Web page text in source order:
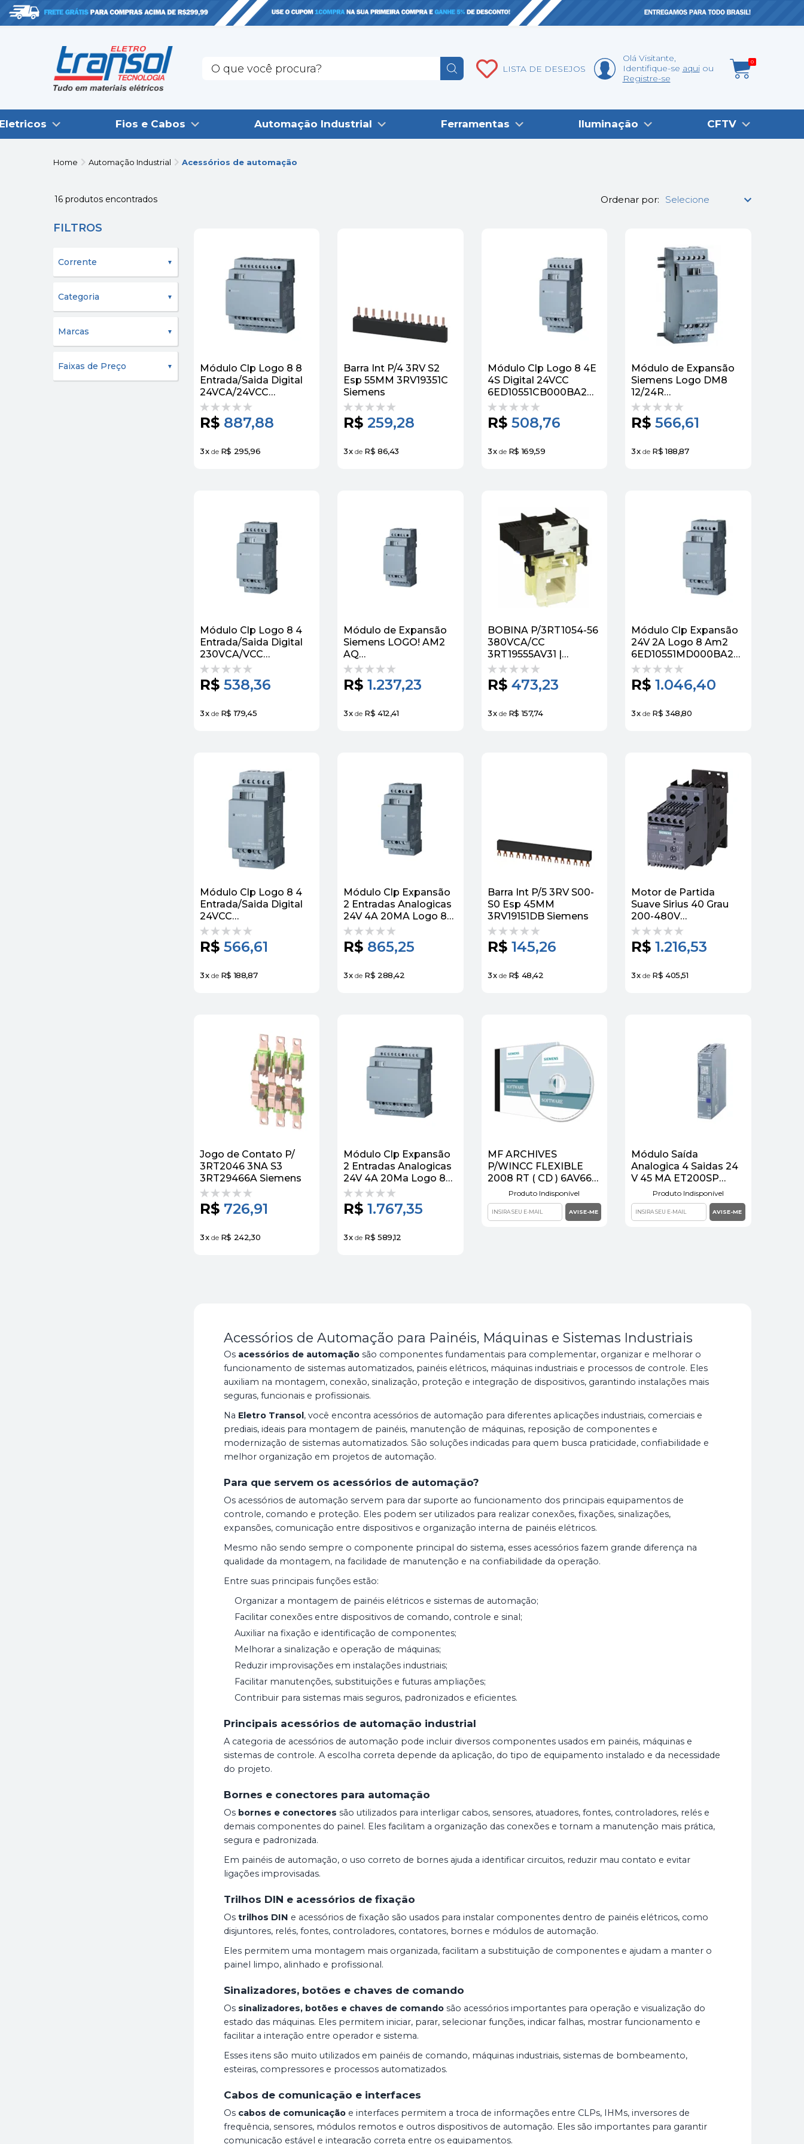
LISTA DE DESEJOS
Olá Visitante,
Identifique-se aqui
Registre-se
0
Fios e Cabos Automação Industrial Ferramentas Iluminação CFTV
Home Automação Industrial Acessórios de automação
FILTROS
Corrente
Categoria
Marcas
Faixas de Preço
16produtos encontrados Ordenar por:
Módulo Clp Logo 8 8
Entrada/Saida Digital
24VCA/24VCC
6ED10551NB100BA2
Siemens
R$ 887,88
3x de R$ 295,96
Barra Int P/4 3RV S2
Esp 55MM 3RV19351C
Siemens
R$ 259,28
3x de R$ 86,43
Módulo Clp Logo 8 4E
4S Digital 24VCC
6ED10551CB000BA2
Siemens
R$ 508,76
3x de R$ 169,59
Módulo de Expansão
Siemens Logo DM8
12/24R
6ED10551MB000BA2
Siemens
R$ 566,61
3x de R$ 188,87
Módulo Clp Logo 8 4
Entrada/Saida Digital
230VCA/VCC
6ED10551FB000BA2
Siemens
R$ 538,36
3x de R$ 179,45
Módulo de Expansão
Siemens LOGO! AM2
AQ
6ED10551MM000BA2 -
Siemens
R$ 1.237,23
3x de R$ 412,41
BOBINA P/3RT1054-56
380VCA/CC
3RT19555AV31 |
SIEMENS
R$ 473,23
3x de R$ 157,74
Módulo Clp Expansão
24V 2A Logo 8 Am2
6ED10551MD000BA2
Siemens
R$ 1.046,40
3x de R$ 348,80
Módulo Clp Logo 8 4
Entrada/Saida Digital
24VCC
6ED10551HB000BA2
Siemens
R$ 566,61
3x de R$ 188,87
Módulo Clp Expansão
2 Entradas Analogicas
24V 4A 20MA Logo 8
Am2
6ED10551MA000BA2
Siemens
R$ 865,25
3x de R$ 288,42
Barra Int P/5 3RV S00-
S0 Esp 45MM
3RV19151DB Siemens
R$ 145,26
3x de R$ 48,42
Motor de Partida
Suave Sirius 40 Grau
200-480V
3RW30141BB14
Siemens
R$ 1.216,53
3x de R$ 405,51
Jogo de Contato P/
3RT2046 3NA S3
3RT29466A Siemens
R$ 726,91
3x de R$ 242,30
Módulo Clp Expansão
2 Entradas Analogicas
24V 4A 20Ma Logo 8
Am2
6ED10551MA000BA2
Siemens
R$ 1.767,35
3x de R$ 589,12
MF ARCHIVES
P/WINCC FLEXIBLE
2008 RT ( CD ) 6AV661 |
SIEMENS
Produto Indisponível
Módulo Saída
Analogica 4 Saidas 24
V 45 MA ET200SP
6ES71356HD000BA1
Siemens
Produto Indisponível
Acessórios de Automação para Painéis, Máquinas e Sistemas Industriais
Os acessórios de automaçãosão componentes fundamentais para complementar, organizar e melhorar o
funcionamento de sistemas automatizados, painéis elétricos, máquinas industriais e processos de controle. Eles
auxiliam na montagem, conexão, sinalização, proteção e integração de dispositivos, garantindo instalações mais
seguras, funcionais e profissionais.
Na Eletro Transol, você encontra acessórios de automação para diferentes aplicações industriais, comerciais e
prediais, ideais para montagem de painéis, manutenção de máquinas, reposição de componentes e
modernização de sistemas automatizados. São soluções indicadas para quem busca praticidade, confiabilidade e
melhor organização em projetos de automação.
Para que servem os acessórios de automação?
Os acessórios de automação servem para dar suporte ao funcionamento dos principais equipamentos de
controle, comando e proteção. Eles podem ser utilizados para realizar conexões, fixações, sinalizações,
expansões, comunicação entre dispositivos e organização interna de painéis elétricos.
Mesmo não sendo sempre o componente principal do sistema, esses acessórios fazem grande diferença na
qualidade da montagem, na facilidade de manutenção e na confiabilidade da operação.
Entre suas principais funções estão:
Organizar a montagem de painéis elétricos e sistemas de automação;
Facilitar conexões entre dispositivos de comando, controle e sinal;
Auxiliar na fixação e identificação de componentes;
Melhorar a sinalização e operação de máquinas;
Reduzir improvisações em instalações industriais;
Facilitar manutenções, substituições e futuras ampliações;
Contribuir para sistemas mais seguros, padronizados e eficientes.
Principais acessórios de automação industrial
A categoria de acessórios de automação pode incluir diversos componentes usados em painéis, máquinas e
sistemas de controle. A escolha correta depende da aplicação, do tipo de equipamento instalado e da necessidade
do projeto.
Bornes e conectores para automação
Os bornes e conectores são utilizados para interligar cabos, sensores, atuadores, fontes, controladores, relés e
demais componentes do painel. Eles facilitam a organização das conexões e tornam a manutenção mais prática,
segura e padronizada.
Em painéis de automação, o uso correto de bornes ajuda a identificar circuitos, reduzir mau contato e evitar
ligações improvisadas.
Trilhos DIN e acessórios de fixação
Os trilhos DIN e acessórios de fixação são usados para instalar componentes dentro de painéis elétricos, como
disjuntores, relés, fontes, controladores, contatores, bornes e módulos de automação.
Eles permitem uma montagem mais organizada, facilitam a substituição de componentes e ajudam a manter o
painel limpo, alinhado e profissional.
Sinalizadores, botões e chaves de comando
Os sinalizadores, botões e chaves de comandosão acessórios importantes para operação e visualização do
estado das máquinas. Eles permitem iniciar, parar, selecionar funções, indicar falhas, mostrar funcionamento e
facilitar a interação entre operador e sistema.
Esses itens são muito utilizados em painéis de comando, máquinas industriais, sistemas de bombeamento,
esteiras, compressores e processos automatizados.
Cabos de comunicação e interfaces
Os cabos de comunicaçãoe interfaces permitem a troca de informações entre CLPs, IHMs, inversores de
frequência, sensores, módulos remotos e outros dispositivos de automação. Eles são importantes para garantir
comunicação estável e integração correta entre os equipamentos.